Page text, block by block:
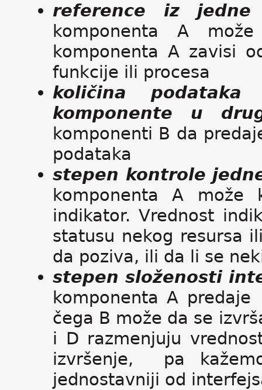
reference iz
komponenta A
komponenta A zavisi
funkcije ili procesa
količina
komponente u
komponenti B da
podataka
stepen kontrole
komponenta A može
indikator. Vrednost
statusu nekog resursa
da poziva, ili da li se
stepen složenosti
komponenta A
čega B može da se
i D razmenjuju
izvršenje, pa
jednostavniji od